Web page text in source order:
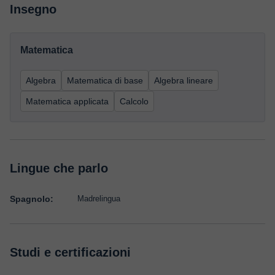
Insegno
Matematica
Algebra Matematica di base Algebra lineare
Matematica applicata Calcolo
Lingue che parlo
Spagnolo: Madrelingua
Studi e certificazioni